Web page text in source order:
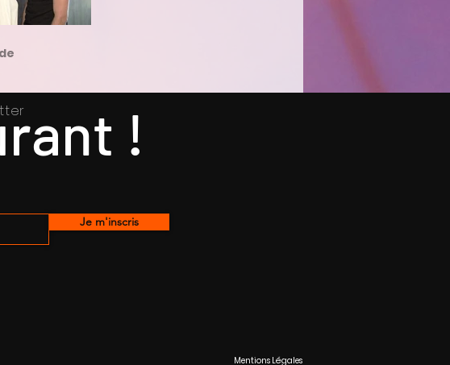
!
Je m'inscris
Mentions Légales